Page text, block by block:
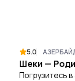
5.0
Шеки —
Погрузитесь